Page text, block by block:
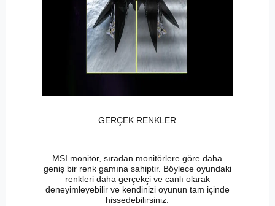
GERÇEK RENKLER
MSI monitör, sıradan monitörlere göre daha
geniş bir renk gamına sahiptir. Böylece oyundaki
renkleri daha gerçekçi ve canlı olarak
deneyimleyebilir ve kendinizi oyunun tam içinde
hissedebilirsiniz.